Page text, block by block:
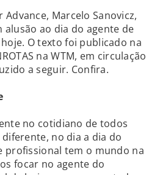
Marcelo Sanovicz,
ao dia do agente de
O texto foi publicado na
na WTM, em circulação
a seguir. Confira.
no cotidiano de todos
no dia a dia do
profissional tem o mundo na
focar no agente do